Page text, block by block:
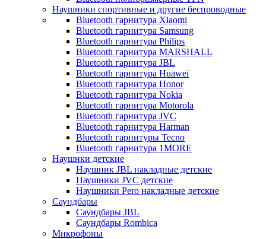
Наушники спортивные и другие беспроводные
Bluetooth гарнитура Xiaomi
Bluetooth гарнитура Samsung
Bluetooth гарнитура Philips
Bluetooth гарнитура MARSHALL
Bluetooth гарнитура JBL
Bluetooth гарнитура Huawei
Bluetooth гарнитура Honor
Bluetooth гарнитура Nokia
Bluetooth гарнитура Motorola
Bluetooth гарнитура JVC
Bluetooth гарнитура Harman
Bluetooth гарнитуры Tecno
Bluetooth гарнитура 1MORE
Наушнки детские
Наушник JBL накладные детские
Наушники JVC детские
Наушники Pero накладные детские
Саундбары
Саундбары JBL
Саундбары Rombica
Микрофоны